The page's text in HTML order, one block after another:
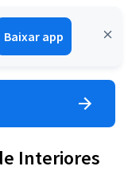
Baixar app
Entrar
Interiores